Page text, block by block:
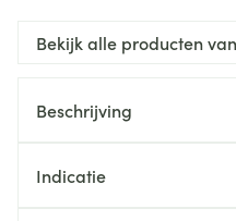
Bekijk alle producten
Beschrijving
Indicatie